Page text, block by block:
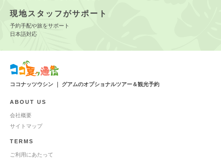
現地スタッフがサポート
予約手配や旅をサポート
日本語対応
ココナッツウシン ｜ グアムのオプショナルツアー＆観光予約
ABOUT US
会社概要
サイトマップ
TERMS
ご利用にあたって